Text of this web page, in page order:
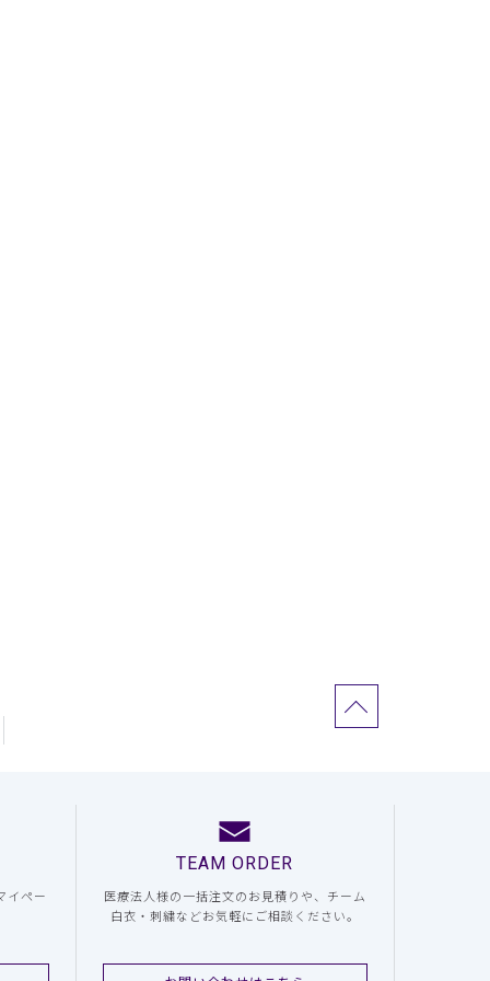
イペー
TEAM ORDER
医療法人様の一括注文のお見積りや、チーム
白衣・刺繍などお気軽にご相談ください。